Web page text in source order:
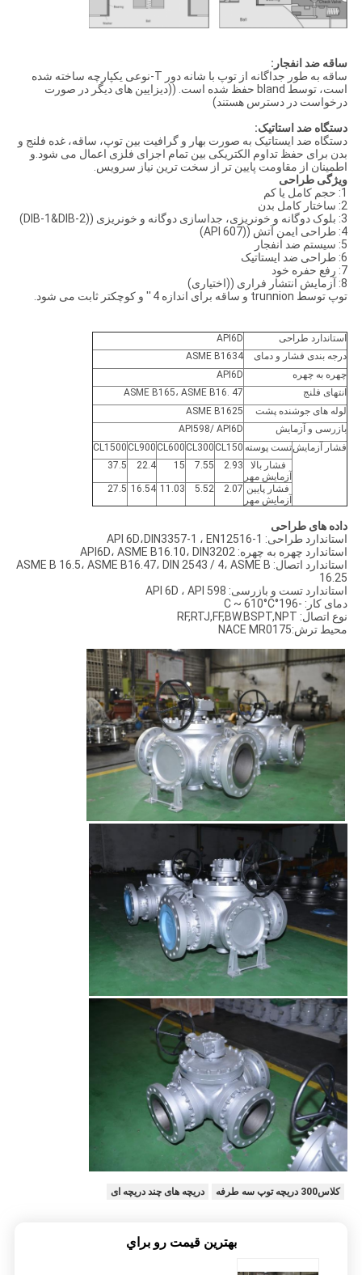
ساقه ضد انفجار:
ساقه به طور جداگانه از توپ با شانه دور T-نوعی یکپارچه ساخته شده
است، توسط bland حفظ شده است. ((دیزایین های دیگر در صورت
درخواست در دسترس هستند)
دستگاه ضد استاتیک:
دستگاه ضد ایستاتیک به صورت بهار و گرافیت بین توپ، ساقه، غده فلنج و
بدن برای حفظ تداوم الکتریکی بین تمام اجزای فلزی اعمال می شود.و
اطمینان از مقاومت پایین تر از سخت ترین نیاز سرویس.
ویژگی طراحی
1: حجم کامل یا کم
2: ساختار کامل بدن
3: بلوک دوگانه و خونریزی، جداسازی دوگانه و خونریزی ((DIB-1&DIB-2)
4: طراحی ایمن آتش ((API 607)
5: سیستم ضد انفجار
6: طراحی ضد ایستاتیک
7: رفع حفره خود
8: آزمایش انتشار فراری ((اختیاری)
توپ توسط trunnion و ساقه برای اندازه 4 ′′ و کوچکتر ثابت می شود.
استاندارد طراحی
API6D
درجه بندی فشار و دمای
ASME B1634
چهره به چهره
API6D
انتهای فلنج
ASME B165، ASME B16. 47
لوله های جوشنده پشت
ASME B1625
بازرسی و آزمایش
API598/ API6D
فشار آزمایشتست پوسته CL150
CL300
CL600
CL900
CL1500
فشار بالا
آزمایش مهر
2.93
7.55
15
22.4
37.5
فشار پایین
آزمایش مهر
2.07
5.52
11.03
16.54
27.5
داده های طراحی
استاندارد طراحی: API 6D،DIN3357-1 ، EN12516-1
استاندارد چهره به چهره: API6D، ASME B16.10، DIN3202
استاندارد اتصال: ASME B 16.5، ASME B16.47، DIN 2543 / 4، ASME B
16.25
استاندارد تست و بازرسی: API 6D ، API 598
دمای کار: -196°C ~ 610°C
نوع اتصال: RF,RTJ,FF,BW.BSPT,NPT
محیط ترش:NACE MR0175
کلاس300 دریچه توپ سه طرفه دریچه های چند دریچه ای
بهترين قيمت رو براي